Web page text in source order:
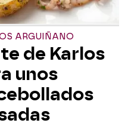
ARGUIÑANO
de Karlos
unos